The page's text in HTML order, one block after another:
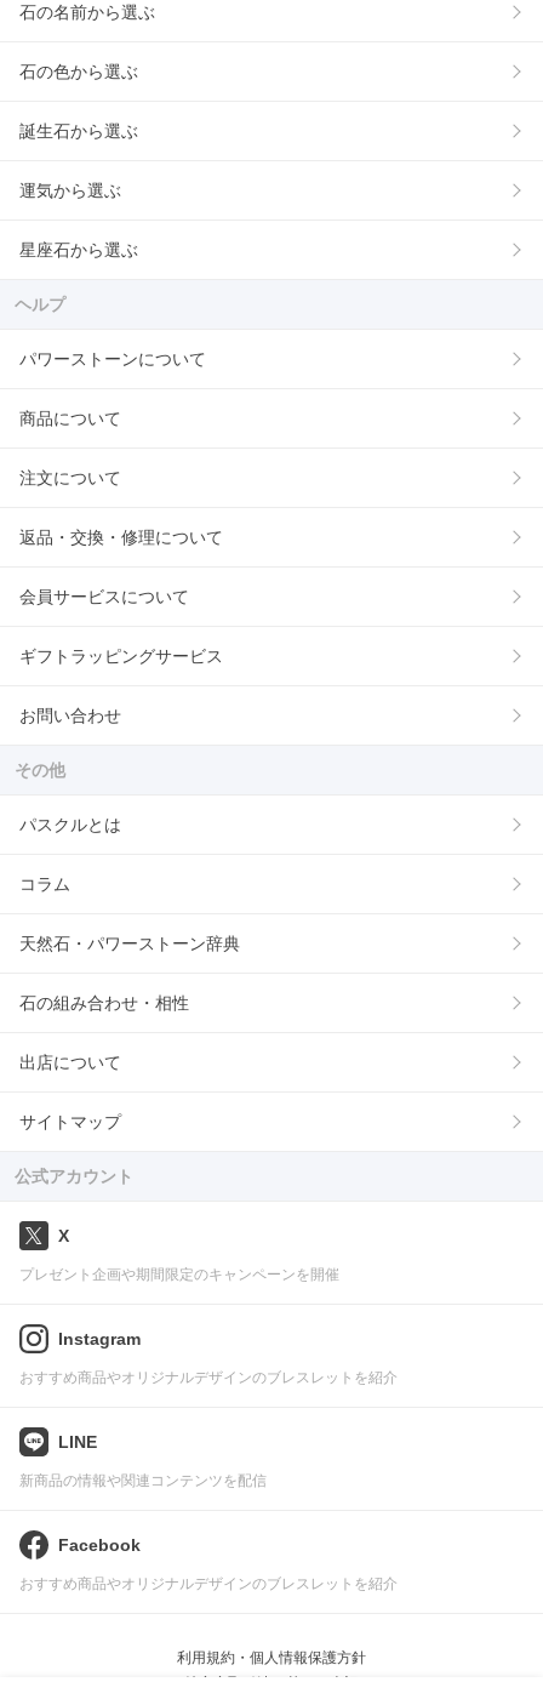
石の名前から選ぶ
石の色から選ぶ
誕生石から選ぶ
運気から選ぶ
星座石から選ぶ
ヘルプ
パワーストーンについて
商品について
注文について
返品・交換・修理について
会員サービスについて
ギフトラッピングサービス
お問い合わせ
その他
パスクルとは
コラム
天然石・パワーストーン辞典
石の組み合わせ・相性
出店について
サイトマップ
公式アカウント
X
プレゼント企画や期間限定のキャンペーンを開催
Instagram
おすすめ商品やオリジナルデザインのブレスレットを紹介
LINE
新商品の情報や関連コンテンツを配信
Facebook
おすすめ商品やオリジナルデザインのブレスレットを紹介
利用規約・個人情報保護方針